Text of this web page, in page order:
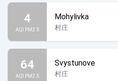
4
AQI PM2.5
Mohylivka
村庄
64
AQI PM2.5
Svystunove
村庄